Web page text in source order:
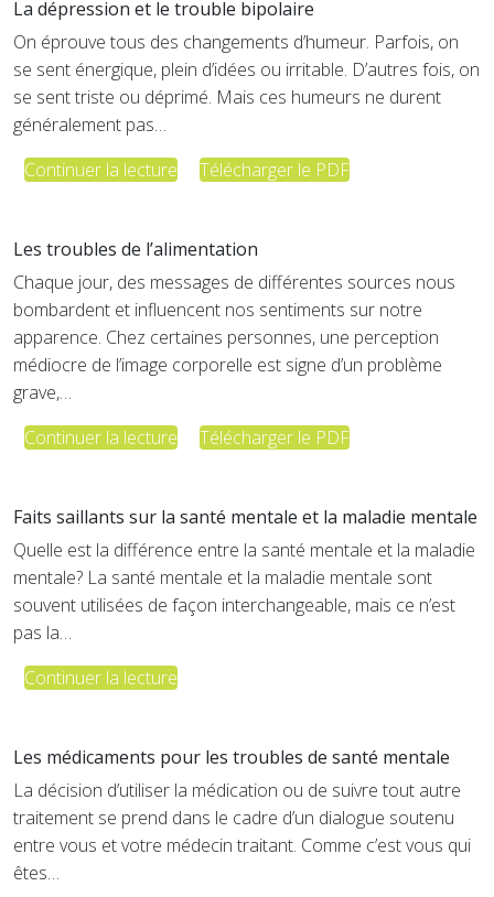
La dépression et le trouble bipolaire
On éprouve tous des changements d’humeur. Parfois, on
se sent énergique, plein d’idées ou irritable. D’autres fois, on
se sent triste ou déprimé. Mais ces humeurs ne durent
généralement pas…
Continuer la lecture
Télécharger le PDF
Les troubles de l’alimentation
Chaque jour, des messages de différentes sources nous
bombardent et influencent nos sentiments sur notre
apparence. Chez certaines personnes, une perception
médiocre de l’image corporelle est signe d’un problème
grave,…
Continuer la lecture
Télécharger le PDF
Faits saillants sur la santé mentale et la maladie mentale
Quelle est la différence entre la santé mentale et la maladie
mentale? La santé mentale et la maladie mentale sont
souvent utilisées de façon interchangeable, mais ce n’est
pas la…
Continuer la lecture
Les médicaments pour les troubles de santé mentale
La décision d’utiliser la médication ou de suivre tout autre
traitement se prend dans le cadre d’un dialogue soutenu
entre vous et votre médecin traitant. Comme c’est vous qui
êtes…